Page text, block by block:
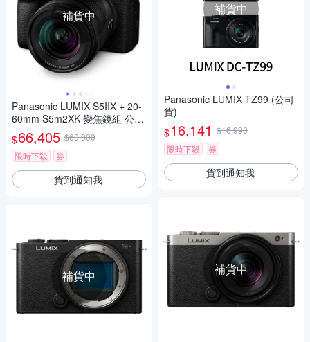
補貨中
Panasonic LUMIX S5IIX + 20-
60mm S5m2XK 變焦鏡組 公司
貨 DC-S5M2XK
$66,405 $69,900
限時下殺
券
貨到通知我
補貨中
補貨中
Panasonic LUMIX TZ99 (公司
貨)
$16,141 $16,990
限時下殺
券
貨到通知我
補貨中